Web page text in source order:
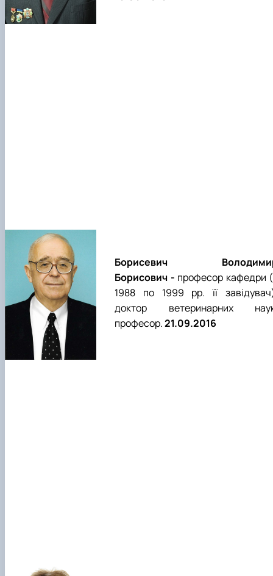
Борисевич
Борисович - професор кафедри
1988 по 1999 рр. її
доктор ветеринарних
професор.21.09.2016